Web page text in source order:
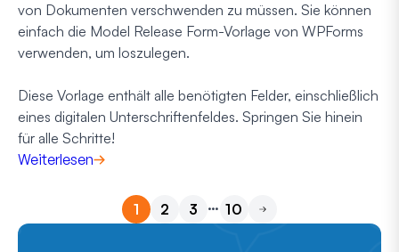
von Dokumenten verschwenden zu müssen. Sie können
einfach die Model Release Form-Vorlage von WPForms
verwenden, um loszulegen.
Diese Vorlage enthält alle benötigten Felder, einschließlich
eines digitalen Unterschriftenfeldes. Springen Sie hinein
für alle Schritte!
Weiterlesen
1 2 3 … 10